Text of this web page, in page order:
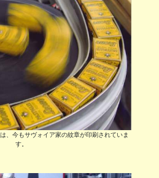
、今もサヴォイア家の紋章が印刷されていま
す。